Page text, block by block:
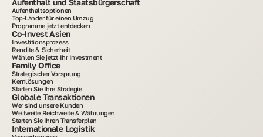
Aufenthalt und Staatsbürgerschaft
Aufenthaltsoptionen
Top-Länder für einen Umzug
Programme jetzt entdecken
Co-Invest Asien
Investitionsprozess
Rendite & Sicherheit
Wählen Sie jetzt Ihr Investment
Family Office
Strategischer Vorsprung
Kernlösungen
Starten Sie Ihre Strategie
Globale Transaktionen
Wer sind unsere Kunden
Weltweite Reichweite & Währungen
Starten Sie Ihren Transferplan
Internationale Logistik